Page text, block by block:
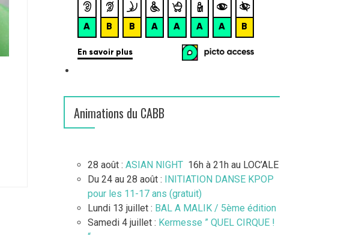
Animations du CABB
28 août : ASIAN NIGHT 16h à 21h au LOC’ALE
Du 24 au 28 août : INITIATION DANSE KPOP
pour les 11-17 ans (gratuit)
Lundi 13 juillet : BAL A MALIK / 5ème édition
Samedi 4 juillet : Kermesse ” QUEL CIRQUE !
“